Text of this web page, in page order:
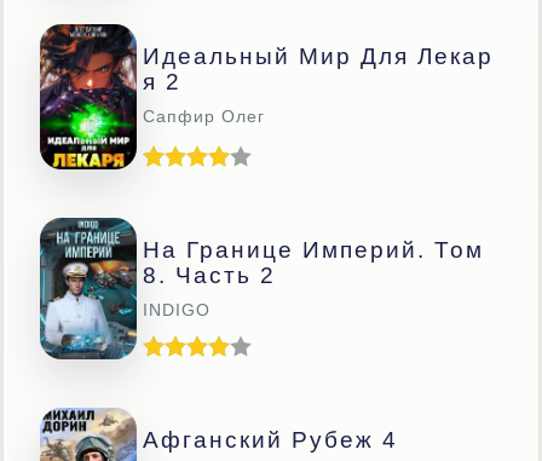
Идеальный Мир Для Лекар
Я 2
Сапфир Олег
На Границе Империй. Том
8. Часть 2
INDIGO
Афганский Рубеж 4